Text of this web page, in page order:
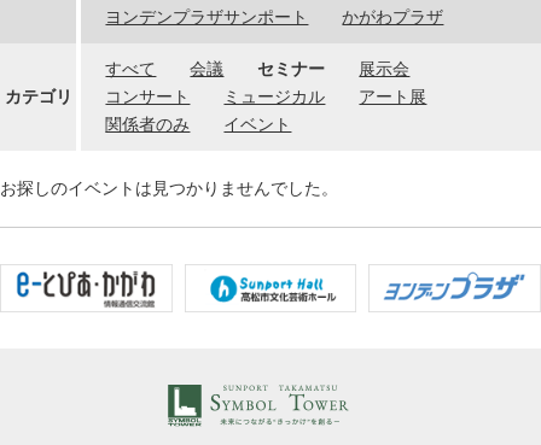
ヨンデンプラザサンポート
かがわプラザ
カテゴリ
すべて 会議 セミナー
展示会
コンサート
ミュージカル
アート展
関係者のみ
イベント
お探しのイベントは見つかりませんでした。